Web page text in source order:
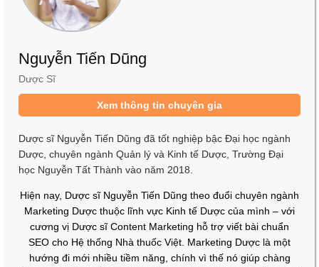
Nguyễn Tiến Dũng
Dược Sĩ
Xem thông tin chuyên gia
Dược sĩ Nguyễn Tiến Dũng đã tốt nghiệp bậc Đại học ngành
Dược, chuyên ngành Quản lý và Kinh tế Dược, Trường Đại
học Nguyễn Tất Thành vào năm 2018.
Hiện nay, Dược sĩ Nguyễn Tiến Dũng theo đuổi chuyên ngành
Marketing Dược thuộc lĩnh vực Kinh tế Dược của mình – với
cương vị Dược sĩ Content Marketing hỗ trợ viết bài chuẩn
SEO cho Hệ thống Nhà thuốc Việt. Marketing Dược là một
hướng đi mới nhiều tiềm năng, chính vì thế nó giúp chàng